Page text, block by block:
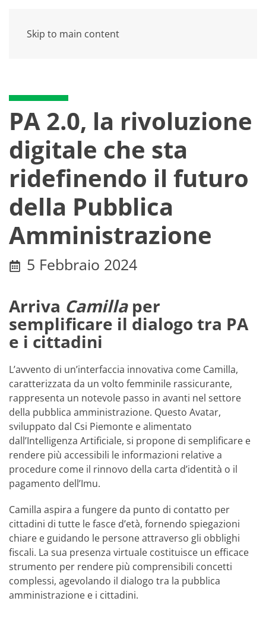
Skip to main content
PA 2.0, la rivoluzione
digitale che sta
ridefinendo il futuro
della Pubblica
Amministrazione
5 Febbraio 2024
Arriva Camillaper
semplificare il dialogo tra PA
e i cittadini
L’avvento di un’interfaccia innovativa come Camilla,
caratterizzata da un volto femminile rassicurante,
rappresenta un notevole passo in avanti nel settore
della pubblica amministrazione. Questo Avatar,
sviluppato dal Csi Piemonte e alimentato
dall’Intelligenza Artificiale, si propone di semplificare e
rendere più accessibili le informazioni relative a
procedure come il rinnovo della carta d’identità o il
pagamento dell’Imu.
Camilla aspira a fungere da punto di contatto per
cittadini di tutte le fasce d’età, fornendo spiegazioni
chiare e guidando le persone attraverso gli obblighi
fiscali. La sua presenza virtuale costituisce un efficace
strumento per rendere più comprensibili concetti
complessi, agevolando il dialogo tra la pubblica
amministrazione e i cittadini.